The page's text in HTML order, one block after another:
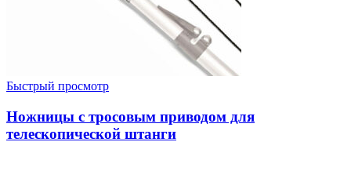
Быстрый просмотр
Ножницы с тросовым приводом для
телескопической штанги